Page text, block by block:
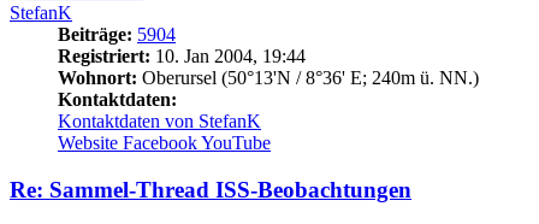
StefanK
Beiträge: 5904
Registriert: 10. Jan 2004, 19:44
Wohnort: Oberursel (50°13'N / 8°36' E; 240m ü. NN.)
Kontaktdaten:
Kontaktdaten von StefanK
Website FacebookYouTube
Re: Sammel-Thread ISS-Beobachtungen